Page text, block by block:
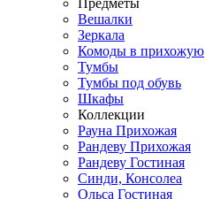
Предметы
Вешалки
Зеркала
Комоды в прихожую
Тумбы
Тумбы под обувь
Шкафы
Коллекции
Рауна Прихожая
Рандеву Прихожая
Рандеву Гостиная
Синди, Консолеа
Ольса Гостиная